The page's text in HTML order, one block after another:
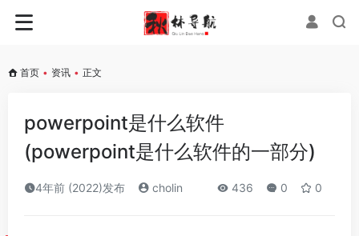
首页 • 资讯 • 正文
powerpoint是什么软件
(powerpoint是什么软件的一部分)
4年前 (2022)发布 cholin 436 0 0